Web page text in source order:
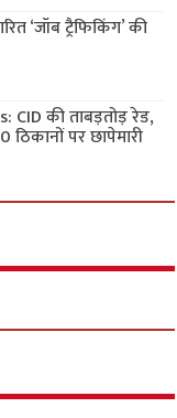
‘जॉब ट्रैफिकिंग’ की
की ताबड़तोड़ रेड,
पर छापेमारी